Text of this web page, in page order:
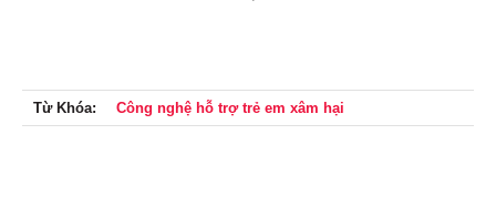
Từ Khóa: Công nghệ hỗ trợ trẻ em xâm hại